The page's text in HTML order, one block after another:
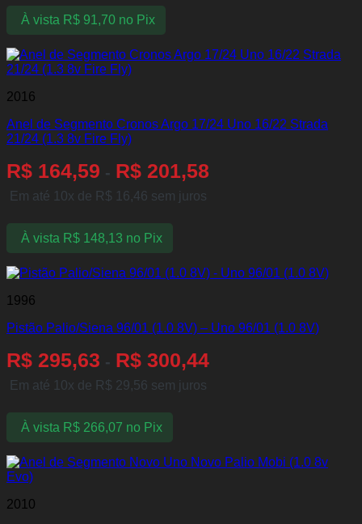
À vista R$91,70 no Pix
2016
Anel de Segmento Cronos Argo 17/24 Uno 16/22 Strada
21/24 (1.3 8v Fire Fly)
R$ 164,59 - R$ 201,58
Em até 10x de R$ 16,46 sem juros
À vista R$148,13 no Pix
1996
Pistão Palio/Siena 96/01 (1.0 8V) – Uno 96/01 (1.0 8V)
R$ 295,63 - R$ 300,44
Em até 10x de R$ 29,56 sem juros
À vista R$266,07 no Pix
2010